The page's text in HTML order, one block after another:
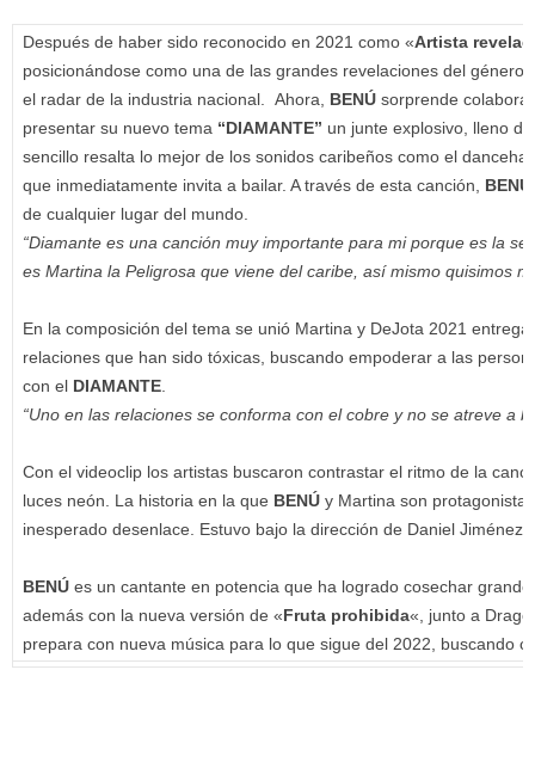
Después de haber sido reconocido en 2021 como «Artista
posicionándose como una de las grandes revelaciones del
el radar de la industria nacional. Ahora, BENÚ sorprende
presentar su nuevo tema “DIAMANTE” un junte explosivo, lleno
sencillo resalta lo mejor de los sonidos caribeños como el
que inmediatamente invita a bailar. A través de esta canción, BENÚ
de cualquier lugar del mundo.
“Diamante es una canción muy importante para mi porque es la
es Martina la Peligrosa que viene del caribe, así mismo quisimos
En la composición del tema se unió Martina y DeJota 2021
relaciones que han sido tóxicas, buscando empoderar a las
con el DIAMANTE
“Uno en las relaciones se conforma con el cobre y no se atreve
Con el videoclip los artistas buscaron contrastar el ritmo de la
luces neón. La historia en la que BENÚ y Martina son
inesperado desenlace. Estuvo bajo la dirección de Daniel
BENÚ es un cantante en potencia que ha logrado cosechar
además con la nueva versión de «Fruta prohibida«, junto a
prepara con nueva música para lo que sigue del 2022, buscando